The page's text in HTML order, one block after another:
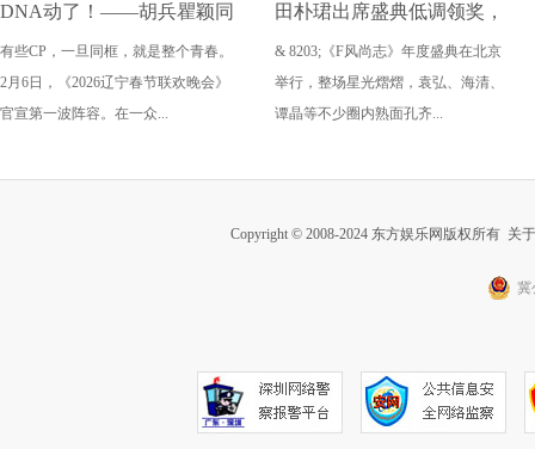
DNA动了！——胡兵瞿颖同
框《2026辽宁春晚》
有些CP，一旦同框，就是整个青春。
2月6日，《2026辽宁春节联欢晚会》
官宣第一波阵容。在一众...
田朴珺出席盛典低调领奖，
这状态要打满分
& 8203;《F风尚志》年度盛典在北京
举行，整场星光熠熠，袁弘、海清、
谭晶等不少圈内熟面孔齐...
Copyright © 2008-2024 东方娱乐网版权所有 关
冀